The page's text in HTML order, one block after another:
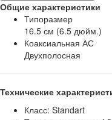
Общие характеристики
Типоразмер
16.5 см (6.5 дюйм.)
Коаксиальная АС
Двухполосная
Технические
Класс: Standart